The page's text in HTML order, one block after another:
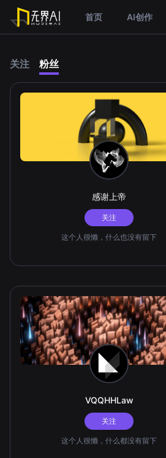
首页 AI创作
关注 粉丝
感谢上帝
关注
这个人很懒，什么也没有留下
VQQHHLaw
关注
这个人很懒，什么都没有留下